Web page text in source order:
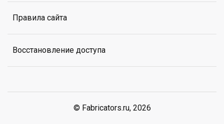
Правила сайта
Восстановление доступа
© Fabricators.ru, 2026